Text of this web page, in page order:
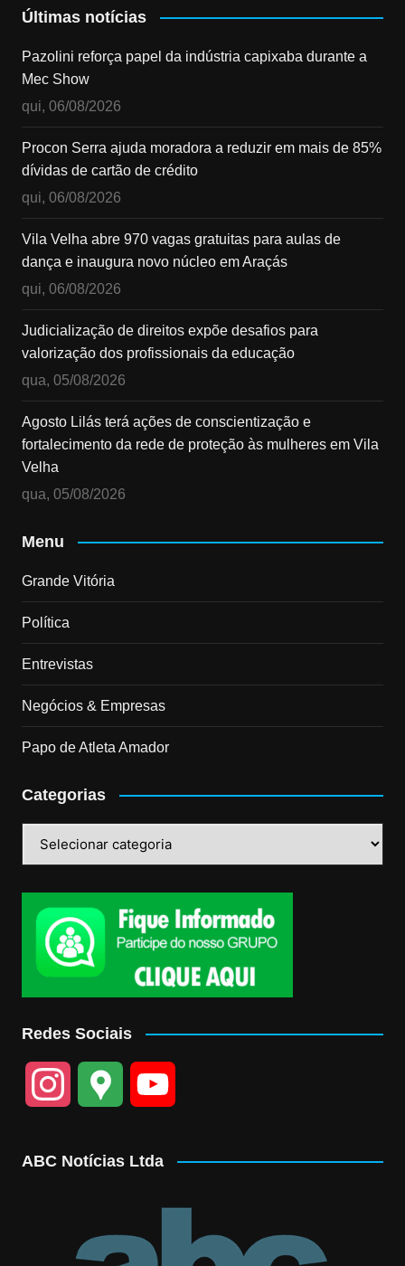
Últimas notícias
Pazolini reforça papel da indústria capixaba durante a
Mec Show
qui, 06/08/2026
Procon Serra ajuda moradora a reduzir em mais de 85%
dívidas de cartão de crédito
qui, 06/08/2026
Vila Velha abre 970 vagas gratuitas para aulas de
dança e inaugura novo núcleo em Araçás
qui, 06/08/2026
Judicialização de direitos expõe desafios para
valorização dos profissionais da educação
qua, 05/08/2026
Agosto Lilás terá ações de conscientização e
fortalecimento da rede de proteção às mulheres em Vila
Velha
qua, 05/08/2026
Menu
Grande Vitória
Política
Entrevistas
Negócios & Empresas
Papo de Atleta Amador
Categorias
Redes Sociais
ABC Notícias Ltda